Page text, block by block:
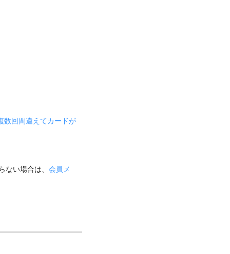
数回間違えてカードが
ない場合は、 会員メ